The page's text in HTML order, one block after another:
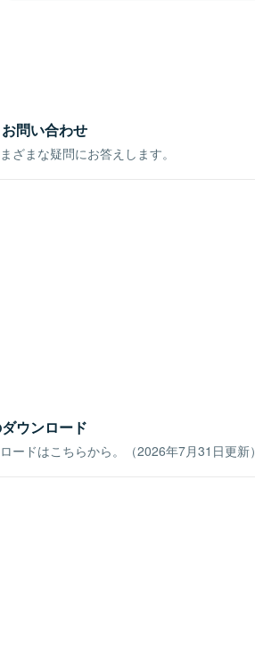
問い合わせ
ざまな疑問にお答えします。
ウンロード
ードはこちらから。（2026年7月31日更新）